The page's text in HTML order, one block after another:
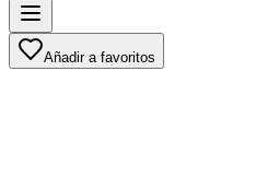
Añadir a favoritos